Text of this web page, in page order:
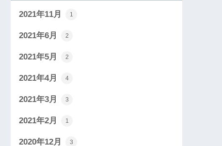
2021年11月 1
2021年6月 2
2021年5月 2
2021年4月 4
2021年3月 3
2021年2月 1
2020年12月 3